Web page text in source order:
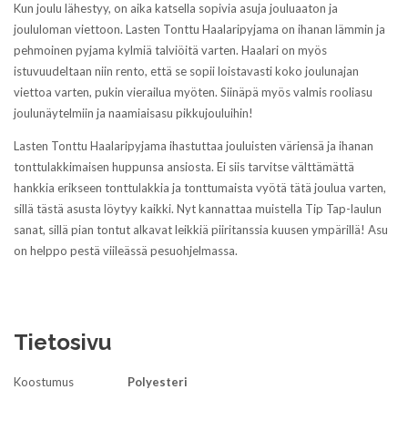
Kun joulu lähestyy, on aika katsella sopivia asuja jouluaaton ja
joululoman viettoon. Lasten Tonttu Haalaripyjama on ihanan lämmin ja
pehmoinen pyjama kylmiä talviöitä varten. Haalari on myös
istuvuudeltaan niin rento, että se sopii loistavasti koko joulunajan
viettoa varten, pukin vierailua myöten. Siinäpä myös valmis rooliasu
joulunäytelmiin ja naamiaisasu pikkujouluihin!
Lasten Tonttu Haalaripyjama ihastuttaa jouluisten väriensä ja ihanan
tonttulakkimaisen huppunsa ansiosta. Ei siis tarvitse välttämättä
hankkia erikseen tonttulakkia ja tonttumaista vyötä tätä joulua varten,
sillä tästä asusta löytyy kaikki. Nyt kannattaa muistella Tip Tap-laulun
sanat, sillä pian tontut alkavat leikkiä piiritanssia kuusen ympärillä! Asu
on helppo pestä viileässä pesuohjelmassa.
Tietosivu
Koostumus Polyesteri